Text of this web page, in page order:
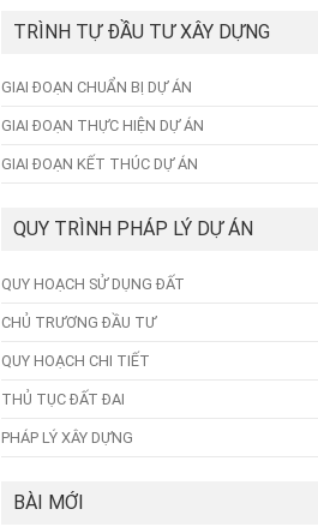
TRÌNH TỰ ĐẦU TƯ XÂY DỰNG
GIAI ĐOẠN CHUẨN BỊ DỰ ÁN
GIAI ĐOẠN THỰC HIỆN DỰ ÁN
GIAI ĐOẠN KẾT THÚC DỰ ÁN
QUY TRÌNH PHÁP LÝ DỰ ÁN
QUY HOẠCH SỬ DỤNG ĐẤT
CHỦ TRƯƠNG ĐẦU TƯ
QUY HOẠCH CHI TIẾT
THỦ TỤC ĐẤT ĐAI
PHÁP LÝ XÂY DỰNG
BÀI MỚI